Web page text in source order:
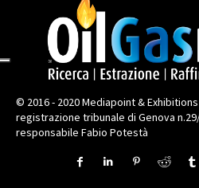
© 2016 - 2020 Mediapoint & Exhibitions
registrazione tribunale di Genova
responsabile Fabio Potestà